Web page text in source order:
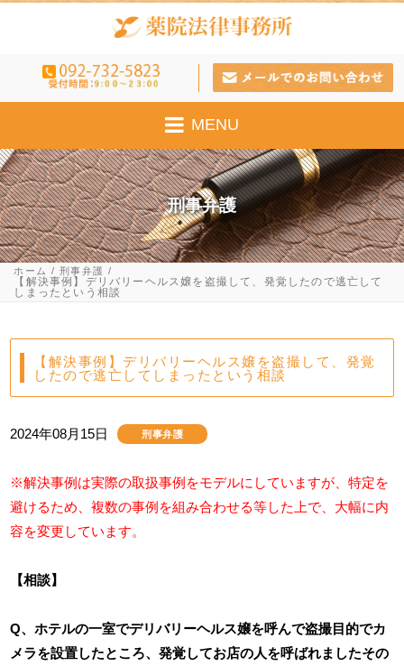
MENU
刑事弁護
ホーム 刑事弁護
【解決事例】デリバリーヘルス嬢を盗撮して、発覚したので逃亡して
しまったという相談
【解決事例】デリバリーヘルス嬢を盗撮して、発覚
したので逃亡してしまったという相談
2024年08月15日 刑事弁護
※解決事例は実際の取扱事例をモデルにしていますが、特定を
避けるため、複数の事例を組み合わせる等した上で、大幅に内
容を変更しています。
【相談】
Q、ホテルの一室でデリバリーヘルス嬢を呼んで盗撮目的でカ
メラを設置したところ、発覚してお店の人を呼ばれましたその